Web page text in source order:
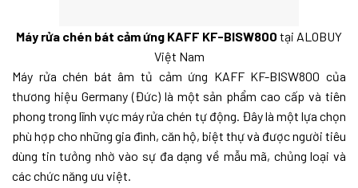
Máy rửa chén bát cảm ứng KAFF KF-BISW800 tại ALOBUY
Việt Nam
Máy rửa chén bát âm tủ cảm ứng KAFF KF-BISW800 của
thương hiệu Germany (Đức) là một sản phẩm cao cấp và tiên
phong trong lĩnh vực máy rửa chén tự động. Đây là một lựa chọn
phù hợp cho những gia đình, căn hộ, biệt thự và được người tiêu
dùng tin tưởng nhờ vào sự đa dạng về mẫu mã, chủng loại và
các chức năng ưu việt.